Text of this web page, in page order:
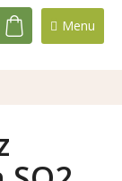
NÁKUPNÍ